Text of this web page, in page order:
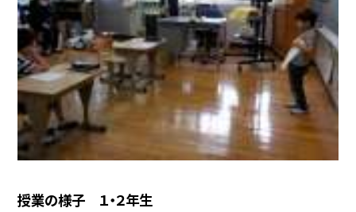
授業の様子 １・２年生